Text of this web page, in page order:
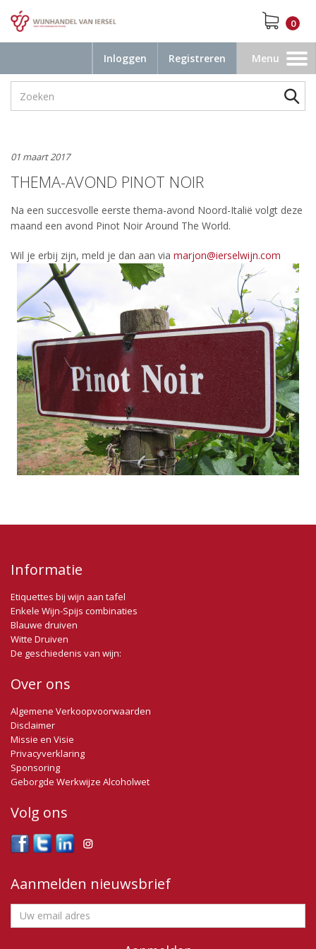
0
Inloggen Registreren
Toggle
navigation
Menu
01 maart 2017
THEMA-AVOND PINOT NOIR
Na een succesvolle eerste thema-avond Noord-Italië volgt deze
maand een avond Pinot Noir Around The World.
Wil je erbij zijn, meld je dan aan via marjon@ierselwijn.com
Informatie
Etiquettes bij wijn aan tafel
Enkele Wijn-Spijs combinaties
Blauwe druiven
Witte Druiven
De geschiedenis van wijn:
Over ons
Algemene Verkoopvoorwaarden
Disclaimer
Missie en Visie
Privacyverklaring
Sponsoring
Geborgde Werkwijze Alcoholwet
Volg ons
Aanmelden nieuwsbrief